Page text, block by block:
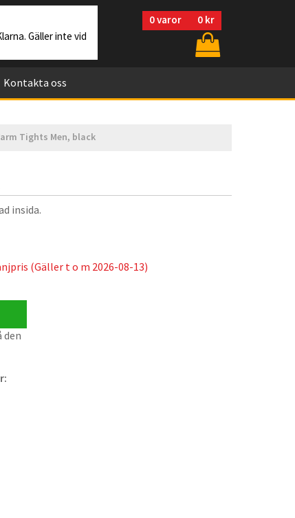
0varor 0 kr
Gäller inte vid
Kontakta oss
Tights Men, black
insida.
(Gäller t o m 2026-08-13)
den